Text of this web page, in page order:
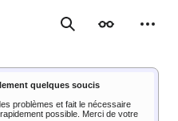
RechercherApparence
quelques soucis
problèmes et fait le nécessaire
possible. Merci de votre